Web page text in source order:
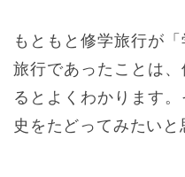
もともと修学旅行が
旅行であったことは
るとよくわかります
史をたどってみたいと